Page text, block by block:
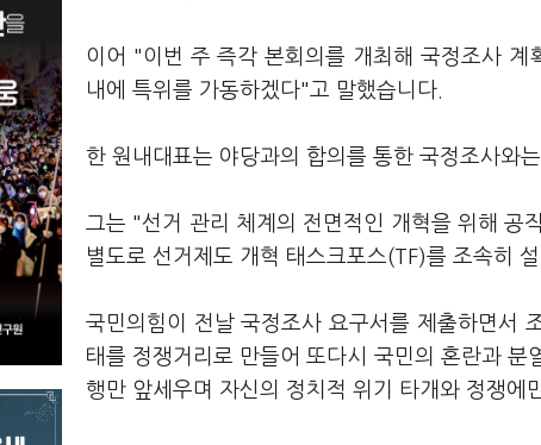
이어 "이번 주 즉각 본회의를 개최해 국정조사
내에 특위를 가동하겠다"고 말했습니다.
한 원내대표는 야당과의 합의를 통한 국정조사와
그는 "선거 관리 체계의 전면적인 개혁을 위해 공
별도로 선거제도 개혁 태스크포스(TF)를 조속히
국민의힘이 전날 국정조사 요구서를 제출하면서
태를 정쟁거리로 만들어 또다시 국민의 혼란과
행만 앞세우며 자신의 정치적 위기 타개와 정쟁에